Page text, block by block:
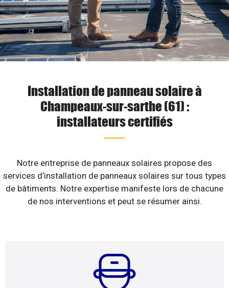
Installation de panneau solaire à
Champeaux-sur-sarthe (61) :
installateurs certifiés
Notre entreprise de panneaux solaires propose des
services d’installation de panneaux solaires sur tous types
de bâtiments. Notre expertise manifeste lors de chacune
de nos interventions et peut se résumer ainsi.